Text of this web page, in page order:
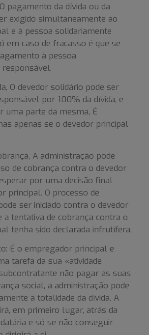
pagamento da dívida ou da
exigido simultaneamente ao
e à pessoa solidariamente
em caso de fracasso é que se
à pessoa
O devedor solidário pode ser
por 100% da dívida, e
uma parte da mesma, É
apenas se o devedor principal
A administração pode
de cobrança contra o devedor
por uma decisão final
principal. O processo de
ser iniciado contra o devedor
a tentativa de cobrança contra o
tenha sido declarada infrutífera.
É o empregador principal e
tarefa da sua «atividade
não pagar as suas
social, a administração pode
a totalidade da dívida. A
em primeiro lugar, atrás da
e só se não conseguir